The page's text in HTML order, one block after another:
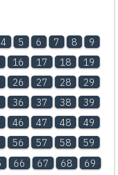
4 5 6 7 8
9
16 17 18
19
26 27 28
29
36 37 38
39
46 47 48
49
56 57 58
59
66 67 68
69